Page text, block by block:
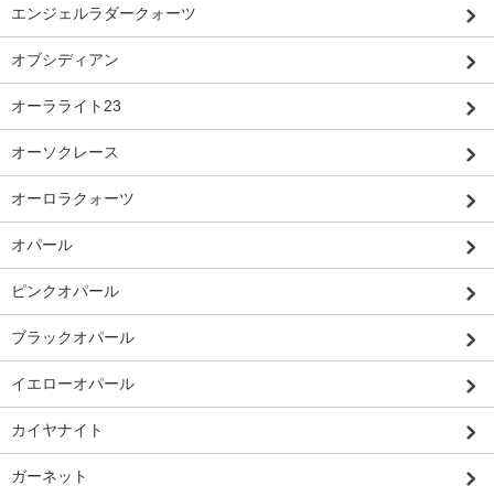
エンジェルラダークォーツ
オブシディアン
オーラライト23
オーソクレース
オーロラクォーツ
オパール
ピンクオパール
ブラックオパール
イエローオパール
カイヤナイト
ガーネット